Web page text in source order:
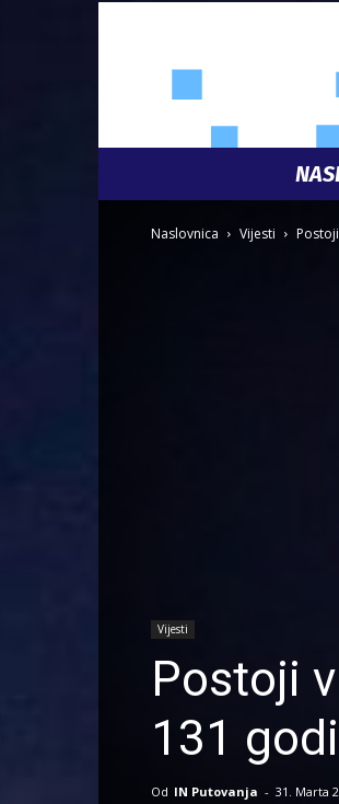
Naslovnica Vijesti
Vijesti
Postoji
131
Od IN Putovanja - 31. Marta